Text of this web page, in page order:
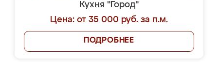
Кухня "Город"
Цена: от 35 000 руб. за п.м.
ПОДРОБНЕЕ